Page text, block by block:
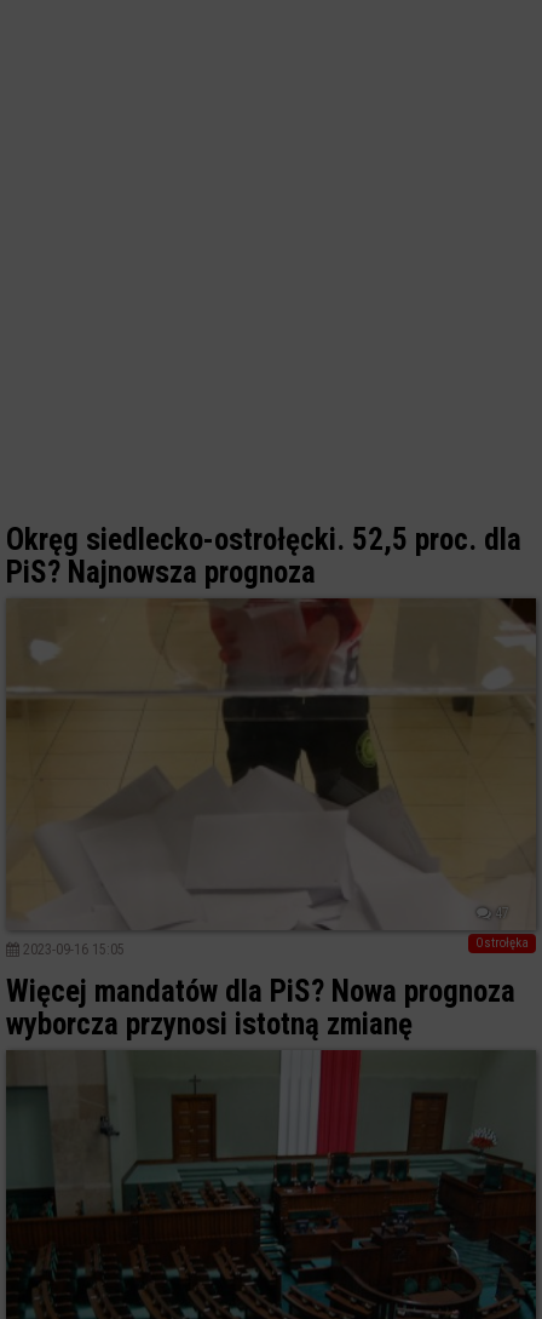
Okręg siedlecko-ostrołęcki. 52,5 proc. dla
PiS? Najnowsza prognoza
47
Ostrołęka
2023-09-16 15:05
Więcej mandatów dla PiS? Nowa prognoza
wyborcza przynosi istotną zmianę